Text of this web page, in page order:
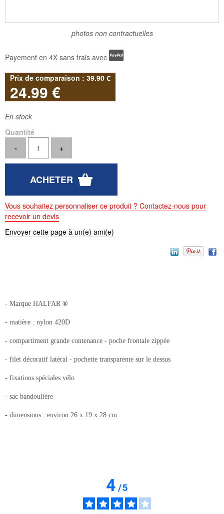
photos non contractuelles
Payement en 4X sans frais avec
39.90 €
24.99 €
En stock
Quantité
Vous souhaitez personnaliser ce produit ? Contactez-nous pour
recevoir un devis
Envoyer cette page à un(e) ami(e)
- Marque HALFAR ®
- matière : nylon 420D
- compartiment grande contenance - poche frontale zippée
- filet décoratif latéral - pochette transparente sur le dessus
- fixations spéciales vélo
- sac bandoulière
- dimensions : environ 26 x 19 x 28 cm
4/5